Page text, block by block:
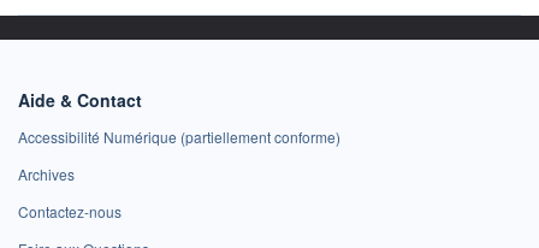
Aide & Contact
Accessibilité Numérique (partiellement conforme)
Archives
Contactez-nous